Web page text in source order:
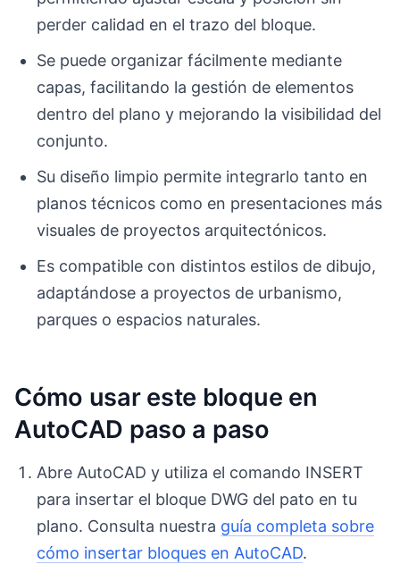
perder calidad en el trazo del bloque.
Se puede organizar fácilmente mediante
capas, facilitando la gestión de elementos
dentro del plano y mejorando la visibilidad del
conjunto.
Su diseño limpio permite integrarlo tanto en
planos técnicos como en presentaciones más
visuales de proyectos arquitectónicos.
Es compatible con distintos estilos de dibujo,
adaptándose a proyectos de urbanismo,
parques o espacios naturales.
Cómo usar este bloque en
AutoCAD paso a paso
Abre AutoCAD y utiliza el comando INSERT
para insertar el bloque DWG del pato en tu
plano. Consulta nuestra guía completa sobre
cómo insertar bloques en AutoCAD.